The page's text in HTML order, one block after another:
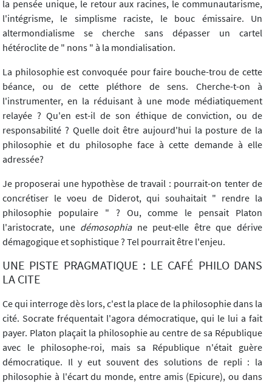
la pensée unique, le retour aux racines, le communautarisme,
l'intégrisme, le simplisme raciste, le bouc émissaire. Un
altermondialisme se cherche sans dépasser un cartel
hétéroclite de " nons " à la mondialisation.
La philosophie est convoquée pour faire bouche-trou de cette
béance, ou de cette pléthore de sens. Cherche-t-on à
l'instrumenter, en la réduisant à une mode médiatiquement
relayée ? Qu'en est-il de son éthique de conviction, ou de
responsabilité ? Quelle doit être aujourd'hui la posture de la
philosophie et du philosophe face à cette demande à elle
adressée?
Je proposerai une hypothèse de travail : pourrait-on tenter de
concrétiser le voeu de Diderot, qui souhaitait " rendre la
philosophie populaire " ? Ou, comme le pensait Platon
l'aristocrate, une démosophia ne peut-elle être que dérive
démagogique et sophistique ? Tel pourrait être l'enjeu.
UNE PISTE PRAGMATIQUE : LE CAFÉ PHILO DANS
LA CITE
Ce qui interroge dès lors, c'est la place de la philosophie dans la
cité. Socrate fréquentait l'agora démocratique, qui le lui a fait
payer. Platon plaçait la philosophie au centre de sa République
avec le philosophe-roi, mais sa République n'était guère
démocratique. Il y eut souvent des solutions de repli : la
philosophie à l'écart du monde, entre amis (Epicure), ou dans